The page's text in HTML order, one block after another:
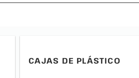
CAJAS DE PLÁSTICO